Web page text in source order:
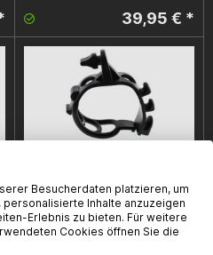
39,95 € *
Befestigungsgummi Lichtmaske,
Rieju MRT/MRT PRO/SMX/MRX
Besucherdaten platzieren, um
Inhalte anzuzeigen
Erlebnis zu bieten. Für weitere
Cookies öffnen Sie die